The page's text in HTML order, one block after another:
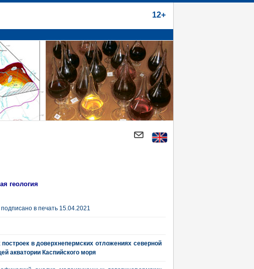
12+
геология
в печать 15.04.2021
в доверхнепермских отложениях северной
акватории Каспийского моря